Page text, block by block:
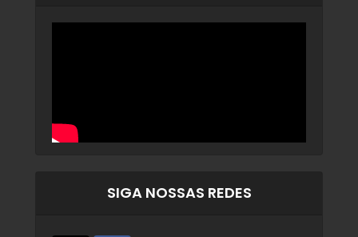
SIGA NOSSAS REDES